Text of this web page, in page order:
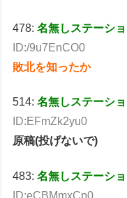
478:名無しステーシ
ID:/9u7EnCO0
敗北を知ったか
514:名無しステーシ
ID:EFmZk2yu0
原稿(投げないで)
483:名無しステーシ
ID:eCBMmxCp0